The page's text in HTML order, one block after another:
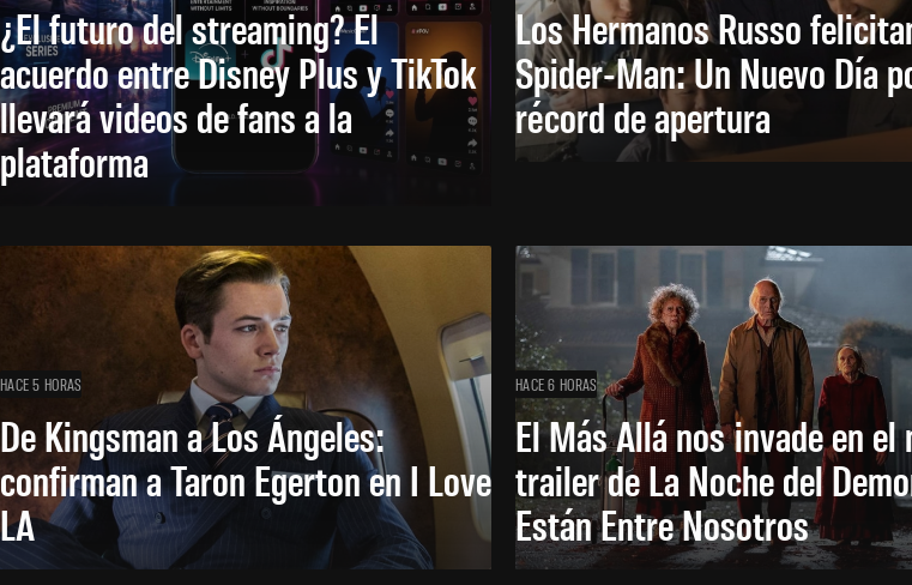
¿El futuro del streaming? El
acuerdo entre Disney Plus y TikTok
llevará videos de fans a la
plataforma
Los Hermanos Russo
Spider-Man: Un Nuevo Día
récord de apertura
HACE 5 HORAS
De Kingsman a Los Ángeles:
confirman a Taron Egerton en I Love
LA
HACE 6 HORAS
El Más Allá nos invade en el
trailer de La Noche del
Están Entre Nosotros